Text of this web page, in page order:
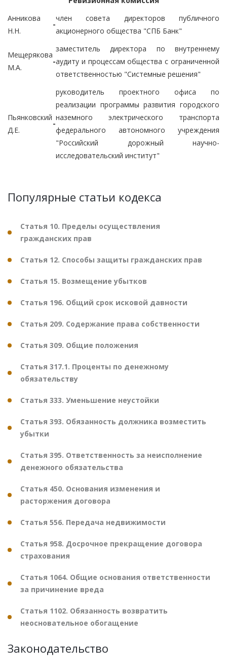
Анникова
Н.Н.
-
член совета директоров публичного
акционерного общества "СПБ Банк"
Мещерякова
М.А.
-
заместитель директора по внутреннему
аудиту и процессам общества с ограниченной
ответственностью "Системные решения"
Пьянковский
Д.Е.
-
руководитель проектного офиса по
реализации программы развития городского
наземного электрического транспорта
федерального автономного учреждения
"Российский дорожный научно-
исследовательский институт"
Популярные статьи кодекса
Статья 10. Пределы осуществления
гражданских прав
Статья 12. Способы защиты гражданских прав
Статья 15. Возмещение убытков
Статья 196. Общий срок исковой давности
Статья 209. Содержание права собственности
Статья 309. Общие положения
Статья 317.1. Проценты по денежному
обязательству
Статья 333. Уменьшение неустойки
Статья 393. Обязанность должника возместить
убытки
Статья 395. Ответственность за неисполнение
денежного обязательства
Статья 450. Основания изменения и
расторжения договора
Статья 556. Передача недвижимости
Статья 958. Досрочное прекращение договора
страхования
Статья 1064. Общие основания ответственности
за причинение вреда
Статья 1102. Обязанность возвратить
неосновательное обогащение
Законодательство